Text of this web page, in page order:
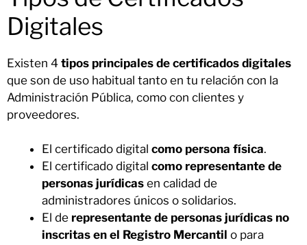
Digitales
Existen 4 tipos principales de certificados digitales
que son de uso habitual tanto en tu relación con la
Administración Pública, como con clientes y
proveedores.
El certificado digital como persona física.
El certificado digital como representante de
personas jurídicas en calidad de
administradores únicos o solidarios.
El de representante de personas jurídicas no
inscritas en el Registro Mercantil o para